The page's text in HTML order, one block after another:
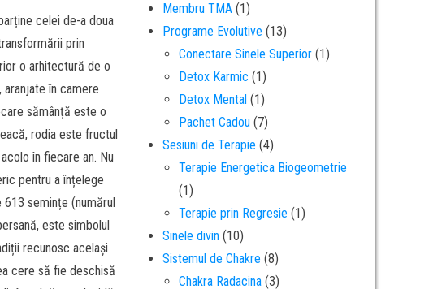
celei de-a doua
prin
o arhitectură de o
în camere
sămânță este o
rodia este fructul
în fiecare an. Nu
pentru a înțelege
semințe (numărul
este simbolul
recunosc același
cere să fie deschisă
Membru TMA (1)
Programe Evolutive (13)
Conectare Sinele Superior (1)
Detox Karmic (1)
Detox Mental (1)
Pachet Cadou (7)
Sesiuni de Terapie (4)
Terapie Energetica Biogeometrie
(1)
Terapie prin Regresie (1)
Sinele divin (10)
Sistemul de Chakre (8)
Chakra Radacina (3)